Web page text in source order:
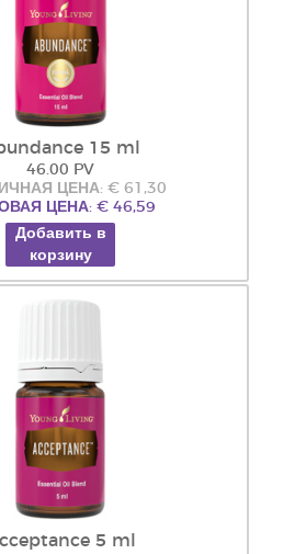
15 ml
46.00 PV
ЦЕНА: € 61,30
ЦЕНА: € 46,59
Добавить в
корзину
5 ml